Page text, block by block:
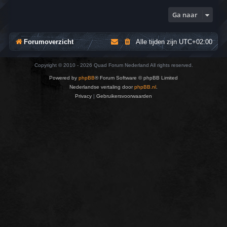
Ga naar
Forumoverzicht Alle tijden zijnUTC+02:00
Copyright © 2010 - 2026 Quad Forum Nederland All rights reserved.
Powered by phpBB® Forum Software © phpBB Limited
Nederlandse vertaling doorphpBB.nl
Privacy | Gebruikersvoorwaarden